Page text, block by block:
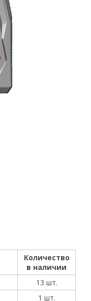
Количество
в наличии
13 шт.
1 шт.